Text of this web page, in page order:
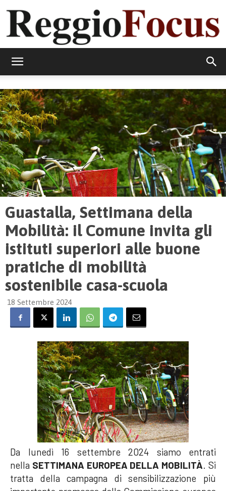
Guastalla, Settimana della
Mobilità: il Comune invita gli
istituti superiori alle buone
pratiche di mobilità
sostenibile casa-scuola
18 Settembre 2024
Da lunedì 16 settembre 2024 siamo entrati
nella SETTIMANA EUROPEA DELLA MOBILITÀ. Si
tratta della campagna di sensibilizzazione più